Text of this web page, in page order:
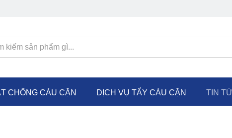
CHỐNG CÁU CẶN DỊCH VỤ TẨY CÁU CẶN TIN